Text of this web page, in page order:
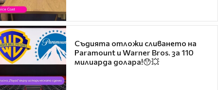
Съдията отложи сливането на
Paramount и Warner Bros. за 110
милиарда долара!😯💥